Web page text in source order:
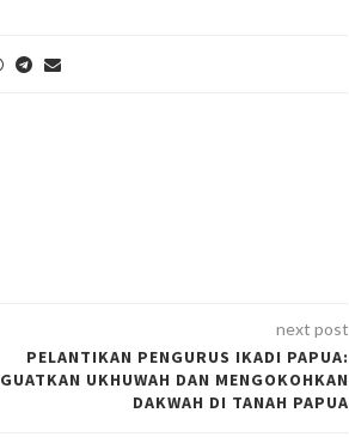
next post
PELANTIKAN PENGURUS IKADI PAPUA:
UKHUWAH DAN MENGOKOHKAN
DAKWAH DI TANAH PAPUA